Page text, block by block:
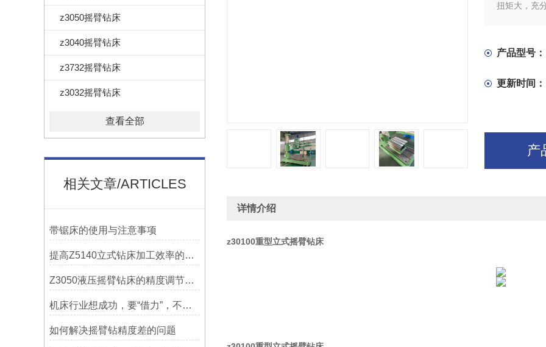
z3050摇臂钻床
z3040摇臂钻床
z3732摇臂钻床
z3032摇臂钻床
查看全部
相关文章/ARTICLES
带锯床的使用与注意事项
提高Z5140立式钻床加工效率的改进措施
Z3050液压摇臂钻床的精度调节与稳定性提升
机床行业想成功，要“借力”，不要“尽力”！
如何解决摇臂钻精度差的问题
扭矩大，充
产品型号：
更新时间：
产
详情介绍
z30100重型立式摇臂钻床